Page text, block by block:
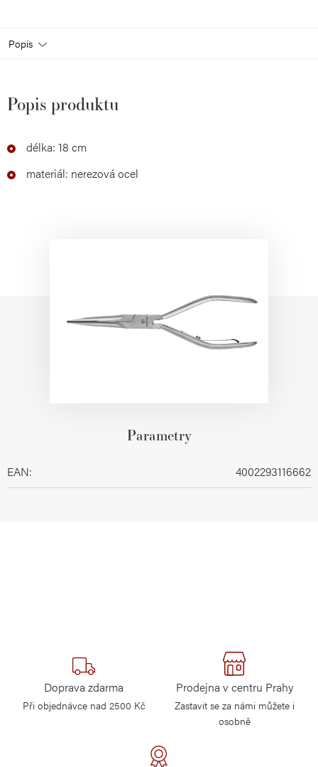
Popis
Popis produktu
délka: 18 cm
materiál: nerezová ocel
Parametry
EAN: 4002293116662
Doprava zdarma
Při objednávce nad 2500 Kč
Prodejna v centru Prahy
Zastavit se za námi můžete i
osobně